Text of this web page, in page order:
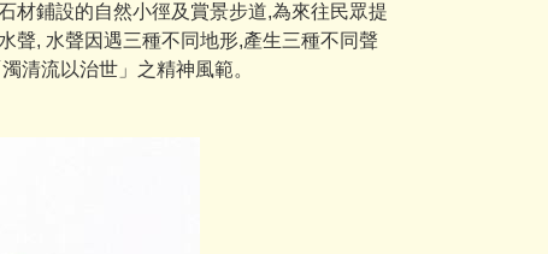
材鋪設的自然小徑及賞景步道,為來往民眾提
聲, 水聲因遇三種不同地形,產生三種不同聲
清流以治世」之精神風範。